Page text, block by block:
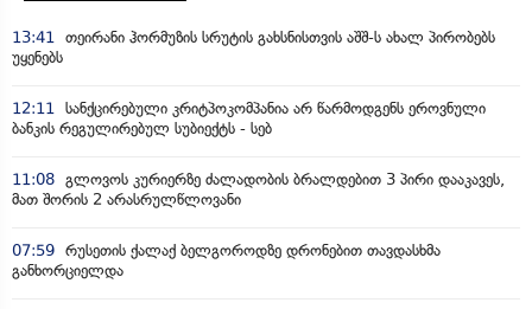
13:41
თეირანი ჰორმუზის სრუტის გახსნისთვის აშშ-ს ახალ პირობებს
უყენებს
12:11
სანქცირებული კრიტპოკომპანია არ წარმოდგენს ეროვნული
ბანკის რეგულირებულ სუბიექტს - სებ
11:08 გლოვოს კურიერზე ძალადობის ბრალდებით 3 პირი დააკავეს,
მათ შორის 2 არასრულწლოვანი
07:59 რუსეთის ქალაქ ბელგოროდზე დრონებით თავდასხმა
განხორციელდა